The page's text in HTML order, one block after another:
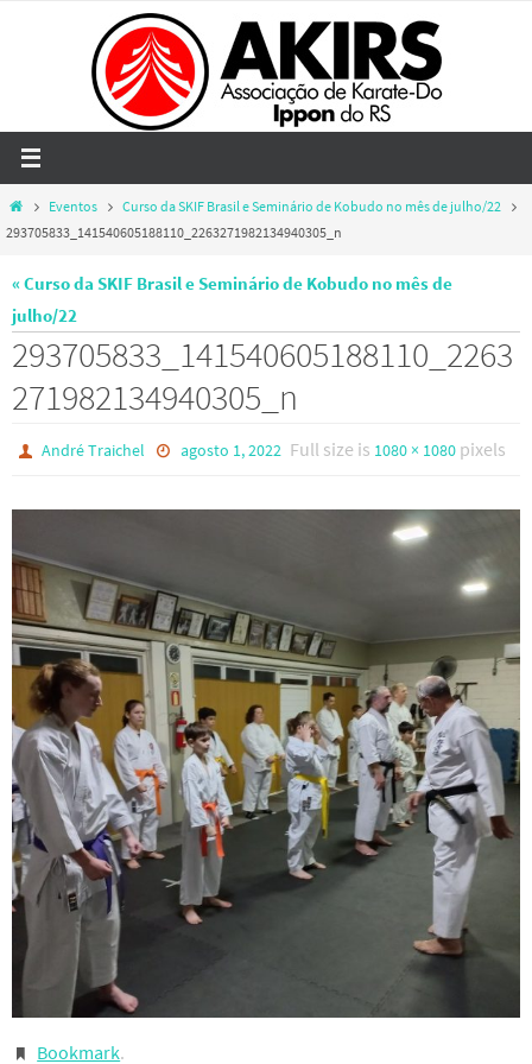
HomeEventos
Curso da SKIF Brasil e Seminário de Kobudo no mês de julho/22
293705833_141540605188110_2263271982134940305_n
« Curso da SKIF Brasil e Seminário de Kobudo no mês de
julho/22
293705833_141540605188110_2263
271982134940305_n
André Traichel agosto 1, 2022 Full size is 1080 × 1080pixels
Bookmark.